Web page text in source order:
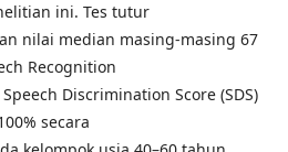
ini. Tes tutur
nilai median masing-masing 67
Recognition
Discrimination Score (SDS)
secara